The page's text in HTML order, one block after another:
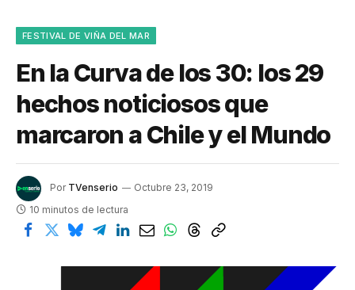
FESTIVAL DE VIÑA DEL MAR
En la Curva de los 30: los 29
hechos noticiosos que
marcaron a Chile y el Mundo
Por TVenserio
Octubre 23, 2019
10 minutos de lectura